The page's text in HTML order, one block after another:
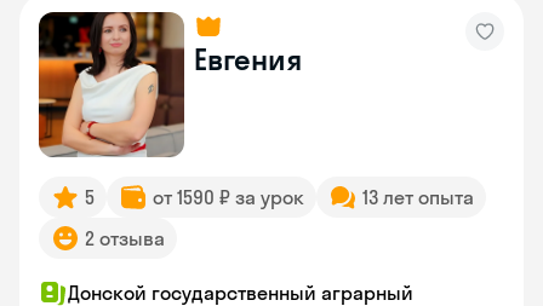
Евгения
5 от 1590 ₽ за урок
13 лет опыта
2 отзыва
Донской государственный аграрный